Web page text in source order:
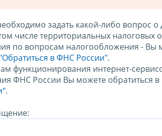
задать какой-либо вопрос
числе территориальных налоговых
по вопросам налогообложения - Вы
"Обратиться в ФНС России".
функционирования интернет-
ФНС России Вы можете обратиться в